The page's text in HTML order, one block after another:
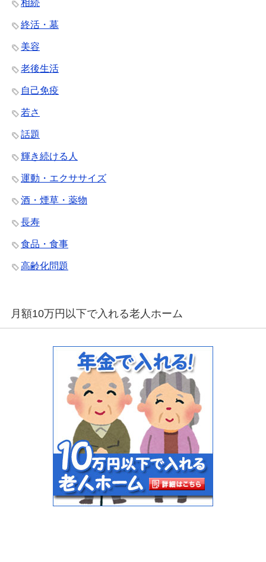
相続
終活・墓
美容
老後生活
自己免疫
若さ
話題
輝き続ける人
運動・エクササイズ
酒・煙草・薬物
長寿
食品・食事
高齢化問題
月額10万円以下で入れる老人ホーム